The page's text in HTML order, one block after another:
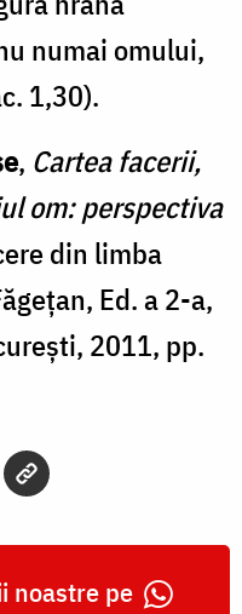
numai omului,
1,30).
, Cartea facerii,
om: perspectiva
din limba
Ed. a 2-a,
2011, pp.
noastre pe